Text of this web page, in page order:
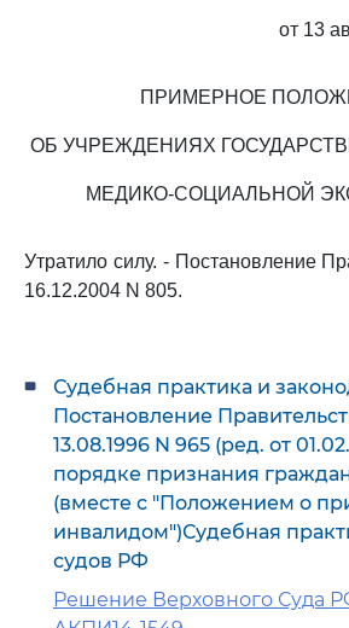
от 13
ПРИМЕРНОЕ
ОБ УЧРЕЖДЕНИЯХ
МЕДИКО-СОЦИАЛЬНОЙ
Утратило силу. - Постановление
16.12.2004 N 805.
Судебная практика и
Постановление
13.08.1996 N 965 (ред. от
порядке признания
(вместе с "Положением о
инвалидом")Судебная
судов РФ
Решение Верховного Суда